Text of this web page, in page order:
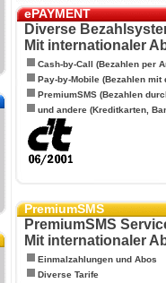
ePAYMENT
Diverse
Mit internationaler
Cash-by-Call (Bezahlen per
Pay-by-Mobile (Bezahlen mit
PremiumSMS (Bezahlen
und andere (Kreditkarten,
PremiumSMS
PremiumSMS
Mit internationaler
Einmalzahlungen und Abos
Diverse Tarife